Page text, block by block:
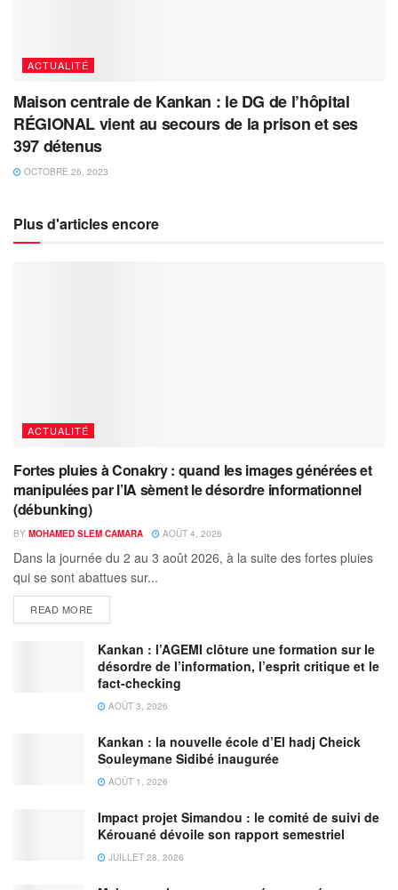
ACTUALITÉ
Maison centrale de Kankan : le DG de l’hôpital
RÉGIONAL vient au secours de la prison et ses
397 détenus
OCTOBRE 26, 2023
Plus d'articles encore
ACTUALITÉ
Fortes pluies à Conakry : quand les images générées et
manipulées par l’IA sèment le désordre informationnel
(débunking)
BY MOHAMED SLEM CAMARA AOÛT 4, 2026
Dans la journée du 2 au 3 août 2026, à la suite des fortes pluies
qui se sont abattues sur...
READ MORE
Kankan : l’AGEMI clôture une formation sur le
désordre de l’information, l’esprit critique et le
fact-checking
AOÛT 3, 2026
Kankan : la nouvelle école d’El hadj Cheick
Souleymane Sidibé inaugurée
AOÛT 1, 2026
Impact projet Simandou : le comité de suivi de
Kérouané dévoile son rapport semestriel
JUILLET 28, 2026